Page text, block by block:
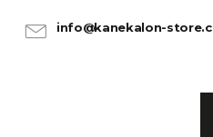
info@kanekalon-
Co